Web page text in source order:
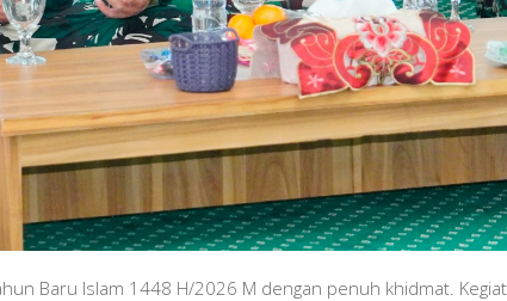
Baru Islam 1448 H/2026 M dengan penuh khidmat.